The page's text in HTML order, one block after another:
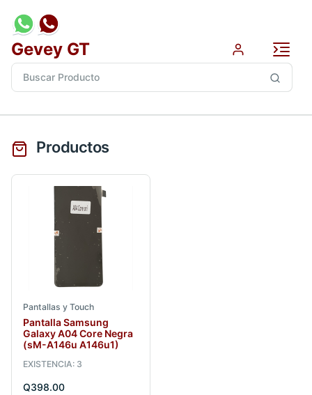
Gevey GT
Productos
Pantallas y Touch
Pantalla Samsung
Galaxy A04 Core Negra
(sM-A146u A146u1)
EXISTENCIA: 3
Q398.00